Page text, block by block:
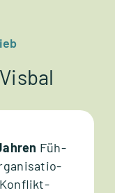
Füh­
Kon­flikt­